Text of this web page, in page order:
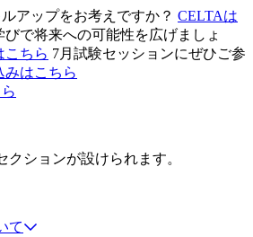
アップをお考えですか？ CELTAは
で将来への可能性を広げましょ
こちら 7月試験セッションにぜひご参
みはこちら
クションが設けられます。
て